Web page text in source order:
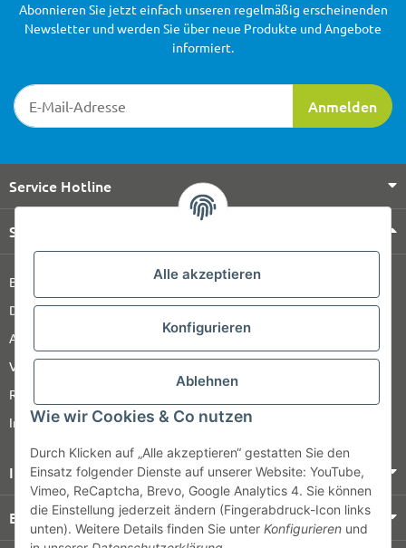
Alle akzeptieren
Konfigurieren
Ablehnen
Wie wir Cookies & Co nutzen
Durch Klicken auf „Alle akzeptieren“ gestatten Sie den
Einsatz folgender Dienste auf unserer Website: YouTube,
Vimeo, ReCaptcha, Brevo, Google Analytics 4. Sie können
die Einstellung jederzeit ändern (Fingerabdruck-Icon links
unten). Weitere Details finden Sie unter Konfigurieren und
Newsletter-Registrierung
Anmelden
Abonnieren Sie jetzt einfach unseren regelmäßig erscheinenden
Newsletter und werden Sie über neue Produkte und Angebote
informiert.
Service Hotline
Shop Service
Barrierefreiheitserklärung
Datenschutz
AGB
Versandinformationen
Retour
Impressum
Informationen
Bezahlung & Versand